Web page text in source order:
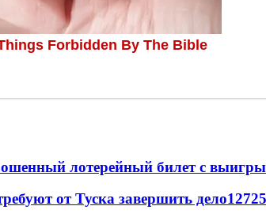
лотерейный билет с
от Туска завершить дело12725